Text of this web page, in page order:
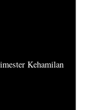
Kehamilan